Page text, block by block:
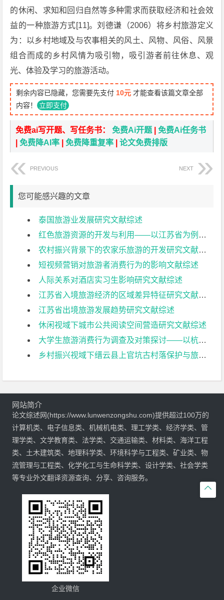
的休闲、求知和回归自然等多种需求而获取经济和社会效
益的一种旅游方式[11]。刘德谦（2006）将乡村旅游定义
为：以乡村地域及与农事相关的风土、风物、风俗、风景
组合而成的乡村风情为吸引物，吸引游者前往休息、观
光、体验及学习的旅游活动。
剩余内容已隐藏，您需要先支付 10元 才能查看该篇文章全部
内容！ 立即支付
免费ai写开题、写任务书：免费Ai开题 |免费Ai任务书
|免费降AI率 |免费降重复率 |论文免费排版
PREVIOUS NEXT
您可能感兴趣的文章
泰国旅游业发展研究文献综述
红色旅游资源的开发与利用——以江苏省为例文献综述
农村振兴背景下的农家乐旅游的开发研究文献综述
短视频营销对旅游者消费行为的影响文献综述
人际关系对酒店实习生影响研究文献综述
江苏省入境旅游经济的区域差异特征研究文献综述
江苏省出境旅游发展趋势研究文献综述
休闲视域下城市公共阅读空间营造研究文献综述
大学生旅游消费行为调查及对策探讨——以杭州师范大学为例文献综述
乡村振兴视域下缙云县上官坑古村落保护与旅游开发研究文献综述

网站简介
论文综述网(https://www.lunwenzongshu.com)提供超过100万的
计算机类、电子信息类、机械机电类、理工学类、经济学类、管
理学类、文学教育类、法学类、交通运输类、材料类、海洋工程
类、土木建筑类、地理科学类、环境科学与工程类、矿业类、物
流管理与工程类、化学化工与生命科学类、设计学类、社会学类
等专业外文翻译资源查询、分享、咨询服务。
企业微信